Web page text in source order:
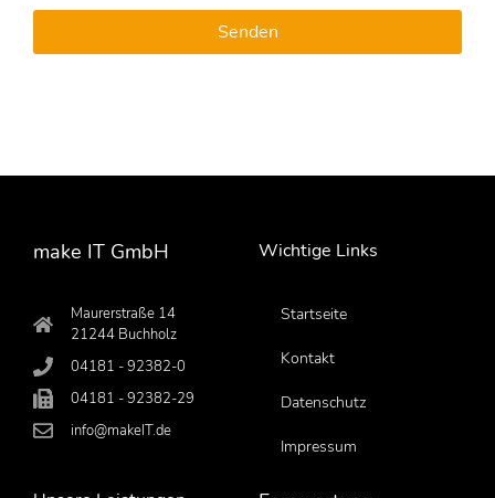
Senden
make IT GmbH
Maurerstraße 14
21244 Buchholz
04181 - 92382-0
04181 - 92382-29
info@makeIT.de
Wichtige Links
Startseite
Kontakt
Datenschutz
Impressum